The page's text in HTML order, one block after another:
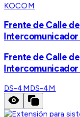
KOCOM
Frente de Calle
Intercomunicador
Frente de Calle
Intercomunicador
DS-4MDS-4M